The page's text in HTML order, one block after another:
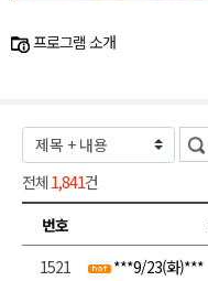
프로그램 소개
전체 1,841건
번호
1521
***9/23(화)***